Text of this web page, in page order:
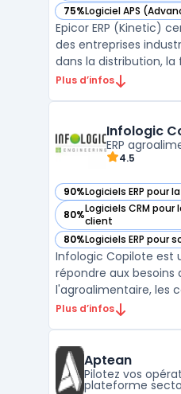
75%Logiciel APS
— voir Epicor ERP
Epicor ERP (Kinetic)
des entreprises
dans la distribution, la
les matériaux de
accès direct à des
Plus d’infos
Infologic
ERP
4.5
90%Logiciels ERP pour
— voir Infologic
80%Logiciels CRM
client
— voir Infologic
80%Logiciels ERP pour
— voir Infologic
Infologic Copilote est
répondre aux besoins
l'agroalimentaire, les
l'horticulture. Ce
des céréales, ainsi
clés ...
Plus d’infos
Aptean
Pilotez vos
plateforme